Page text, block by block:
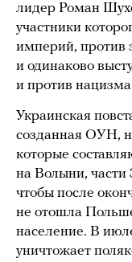
лидер Роман
участники
империй, против
и одинаково
и против
Украинская
созданная ОУН,
которые
на Волыни, части
чтобы после
не отошла
население. В
уничтожает